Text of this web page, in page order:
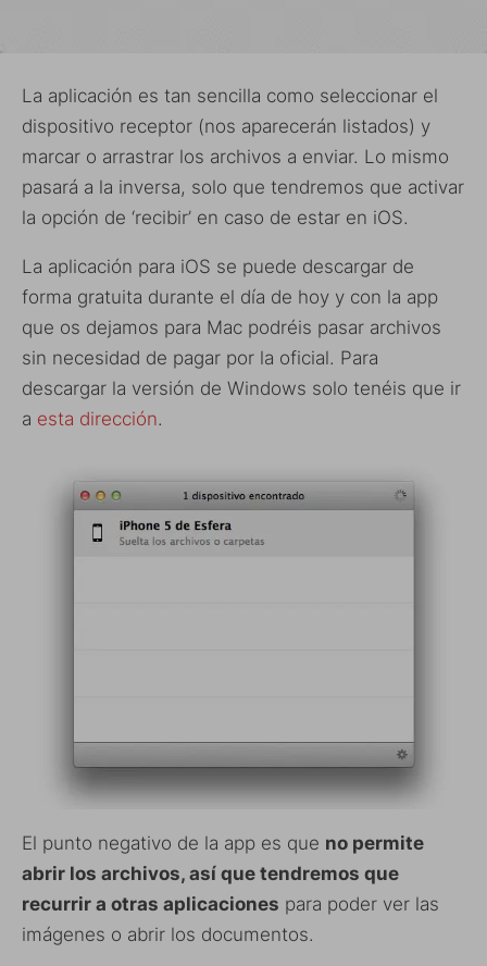
La aplicación es tan sencilla como seleccionar el
dispositivo receptor (nos aparecerán listados) y
marcar o arrastrar los archivos a enviar. Lo mismo
pasará a la inversa, solo que tendremos que activar
la opción de ‘recibir’ en caso de estar en iOS.
La aplicación para iOS se puede descargar de
forma gratuita durante el día de hoy y con la app
que os dejamos para Mac podréis pasar archivos
sin necesidad de pagar por la oficial. Para
descargar la versión de Windows solo tenéis que ir
a esta dirección.
El punto negativo de la app es que no permite
abrir los archivos, así que tendremos que
recurrir a otras aplicaciones para poder ver las
imágenes o abrir los documentos.